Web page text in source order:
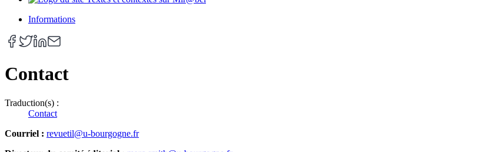
Informations
Contact
Traduction(s) :
Contact
Courriel : revuetil@u-bourgogne.fr